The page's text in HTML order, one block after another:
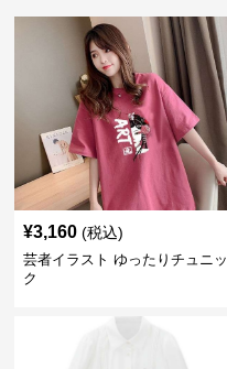
¥3,160 (税込)
芸者イラスト ゆったりチュニッ
ク